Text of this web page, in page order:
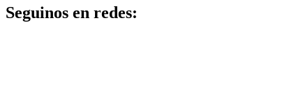
Seguinos en redes: